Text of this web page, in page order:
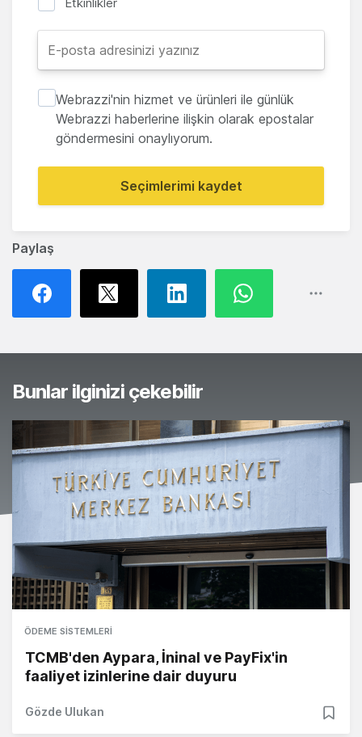
Paylaş
Webrazzi'nin hizmet ve ürünleri ile günlük
Webrazzi haberlerine ilişkin olarak epostalar
göndermesini onaylıyorum.
Seçimlerimi kaydet
Bunlar ilginizi çekebilir
ÖDEME SISTEMLERI
TCMB'den Aypara, İninal ve PayFix'in
faaliyet izinlerine dair duyuru
Gözde Ulukan